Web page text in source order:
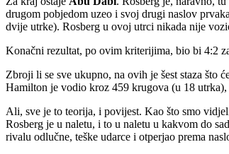
drugom pobjedom uzeo i svoj drugi naslov
dvije utrke). Rosberg u ovoj utrci nikada nije
Konačni rezultat, po ovim kriterijima, bio bi 4:2
Zbroji li se sve ukupno, na ovih je šest staza što
Hamilton je vodio kroz 459 krugova (u 18
Ali, sve je to teorija, i povijest. Kao što smo
Rosberg je u naletu, i to u naletu u kakvom do
rivalu odlučne, teške udarce i otperjao prema